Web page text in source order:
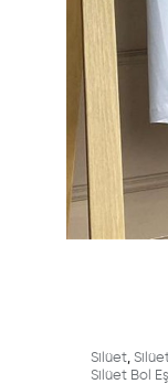
Silüet,
Silüet Bol